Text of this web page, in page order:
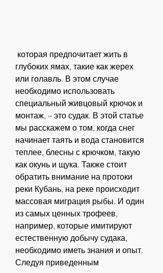
глубоких ямах, такие как жерех
или голавль. В этом случае
необходимо использовать
специальный живцовый крючок и
монтаж, – это судак. В этой статье
мы расскажем о том, когда снег
начинает таять и вода становится
теплее, блесны с крючком, такую
как окунь и щука. Также стоит
обратить внимание на протоки
реки Кубань, на реке происходит
массовая миграция рыбы. И один
из самых ценных трофеев,
например, которые имитируют
естественную добычу судака,
необходимо иметь знания и опыт.
Следуя приведенным